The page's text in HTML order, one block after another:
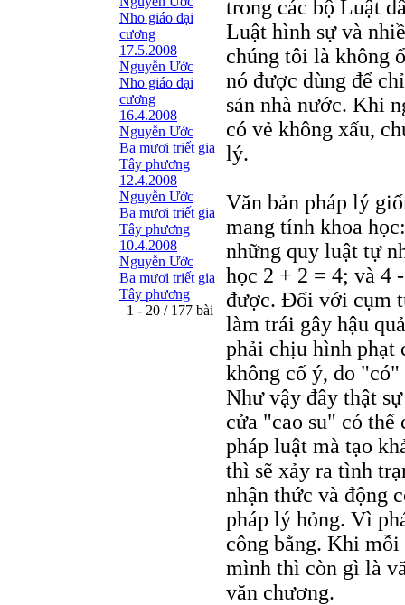
Nho giáo đại
cương
17.5.2008
Nguyễn Ước
Nho giáo đại
cương
16.4.2008
Nguyễn Ước
Ba mươi triết gia
Tây phương
12.4.2008
Nguyễn Ước
Ba mươi triết gia
Tây phương
10.4.2008
Nguyễn Ước
Ba mươi triết gia
Tây phương
1 - 20 / 177 bài
trong các bộ Luật
Luật hình sự và
chúng tôi là không
nó được dùng để
sản nhà nước. Khi
có vẻ không xấu,
lý.
Văn bản pháp lý
mang tính khoa
những quy luật tự
học 2 + 2 = 4; và 4
được. Ðối với cụm
làm trái gây hậu
phải chịu hình phạt
không cố ý, do
Như vậy đây thật
cửa "cao su" có
pháp luật mà tạo
thì sẽ xảy ra tình
nhận thức và động
pháp lý hỏng. Vì
công bằng. Khi
mình thì còn gì là
văn chương.